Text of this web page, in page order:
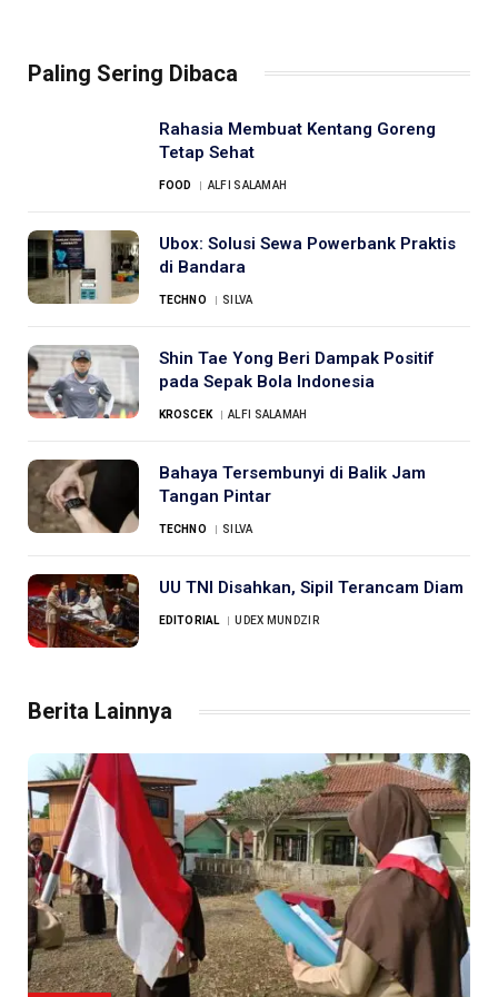
Paling Sering Dibaca
Rahasia Membuat Kentang Goreng
Tetap Sehat
FOOD ALFI SALAMAH
Ubox: Solusi Sewa Powerbank Praktis
di Bandara
TECHNO SILVA
Shin Tae Yong Beri Dampak Positif
pada Sepak Bola Indonesia
KROSCEK ALFI SALAMAH
Bahaya Tersembunyi di Balik Jam
Tangan Pintar
TECHNO SILVA
UU TNI Disahkan, Sipil Terancam Diam
EDITORIAL UDEX MUNDZIR
Berita Lainnya